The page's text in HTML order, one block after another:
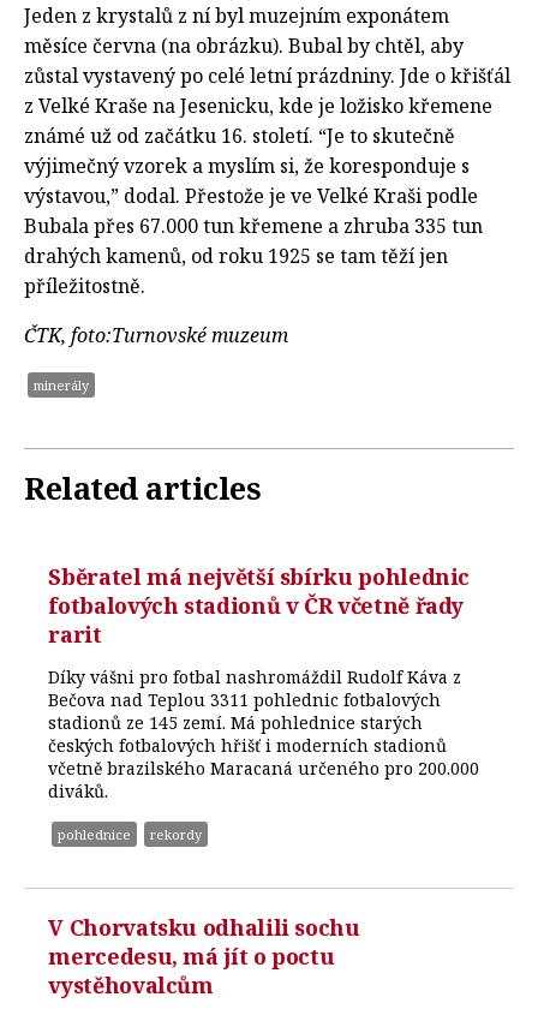
Jeden z krystalů z ní byl muzejním exponátem
měsíce června (na obrázku). Bubal by chtěl, aby
zůstal vystavený po celé letní prázdniny. Jde o křišťál
z Velké Kraše na Jesenicku, kde je ložisko křemene
známé už od začátku 16. století. “Je to skutečně
výjimečný vzorek a myslím si, že koresponduje s
výstavou,” dodal. Přestože je ve Velké Kraši podle
Bubala přes 67.000 tun křemene a zhruba 335 tun
drahých kamenů, od roku 1925 se tam těží jen
příležitostně.
ČTK, foto:Turnovské muzeum
minerály
Related articles
Sběratel má největší sbírku pohlednic
fotbalových stadionů v ČR včetně řady
rarit
Díky vášni pro fotbal nashromáždil Rudolf Káva z
Bečova nad Teplou 3311 pohlednic fotbalových
stadionů ze 145 zemí. Má pohlednice starých
českých fotbalových hřišť i moderních stadionů
včetně brazilského Maracaná určeného pro 200.000
diváků.
pohlednice rekordy
V Chorvatsku odhalili sochu
mercedesu, má jít o poctu
vystěhovalcům